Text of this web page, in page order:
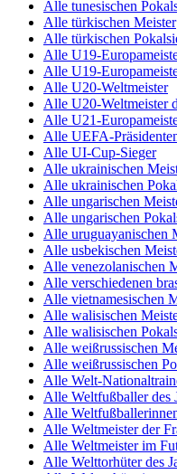
Alle tunesischen
Alle türkischen Meister
Alle türkischen
Alle U19-
Alle U19-
Alle U20-Weltmeister
Alle U20-Weltmeister
Alle U21-
Alle UEFA-
Alle UI-Cup-Sieger
Alle ukrainischen
Alle ukrainischen
Alle ungarischen
Alle ungarischen
Alle uruguayanischen
Alle usbekischen
Alle venezolanischen
Alle verschiedenen
Alle vietnamesischen
Alle walisischen
Alle walisischen
Alle weißrussischen
Alle weißrussischen
Alle Welt-
Alle Weltfußballer des
Alle
Alle Weltmeister der
Alle Weltmeister im
Alle Welttorhüter des